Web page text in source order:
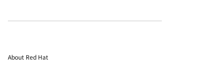
About Red Hat